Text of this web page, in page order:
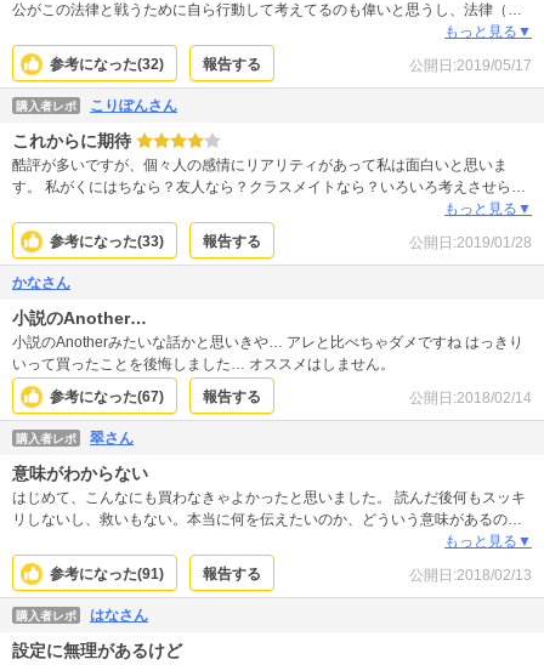
公がこの法律と戦うために自ら行動して考えてるのも偉いと思うし、法律（い
じめ）の対処になるのはいつだって本当に普通の子という無作為の場合が多い
のではないでしょうか？ この漫画にでてくる主人公の〝味方側〝みたいに強く
かっこいい人間になりたいな。と思わせてくれる漫画だと思います。
もっと見る▼
参考になった(32) 報告する 公開日:2019/05/17
購入者レポ こりぽんさん
これからに期待
酷評が多いですが、個々人の感情にリアリティがあって私は面白いと思いま
す。 私がくにはちなら？友人なら？クラスメイトなら？いろいろ考えさせられ
ます。 今の日本の法律と照らし合わせるのではなく、この世界はそういうもの
なんだと思って読んだ方がいいです。 最初は確かに主人公の鈍臭さにはイラッ
とするところもありましたが、話が進むにつれてそんな主人公の成長、周囲の
接し方の変化もあってこれからどうなっていくのか楽しみです。
もっと見る▼
参考になった(33) 報告する 公開日:2019/01/28
かなさん
小説のAnother…
小説のAnotherみたいな話かと思いきや… アレと比べちゃダメですね はっきり
いって買ったことを後悔しました… オススメはしません。
参考になった(67) 報告する 公開日:2018/02/14
購入者レポ 翠さん
意味がわからない
はじめて、こんなにも買わなきゃよかったと思いました。 読んだ後何もスッキ
リしないし、救いもない。本当に何を伝えたいのか、どういう意味があるのか
さっぱり読み取れません。 続きも気にならないです。おすすめしません。気分
が悪くなりました。
もっと見る▼
参考になった(91) 報告する 公開日:2018/02/13
購入者レポ はなさん
設定に無理があるけど